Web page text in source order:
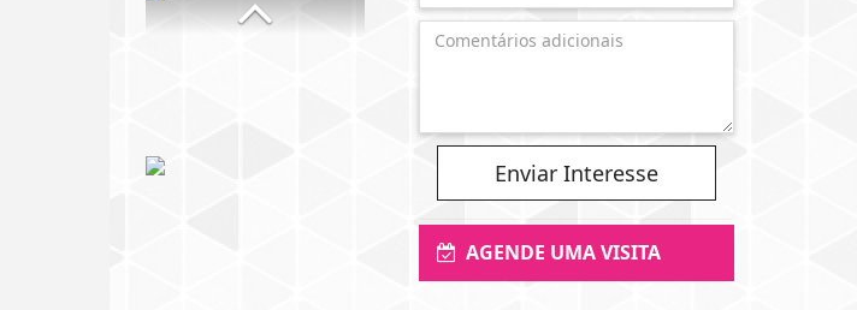
Enviar Interesse
AGENDE UMA VISITA